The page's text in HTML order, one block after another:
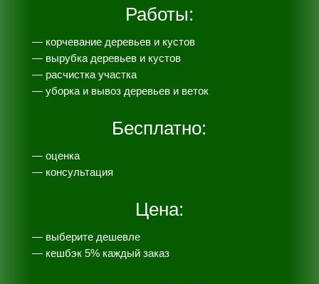
Работы:
— корчевание деревьев и кустов
— вырубка деревьев и кустов
— расчистка участка
— уборка и вывоз деревьев и веток
Бесплатно:
— оценка
— консультация
Цена:
— выберите дешевле
— кешбэк 5% каждый заказ